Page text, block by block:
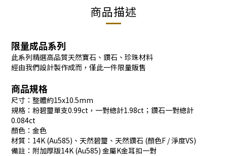
商品描述
限量成品系列
此系列精選高品質天然寶石、鑽石、珍珠材料
經由我們設計製作成而，僅此一件限量販售
商品規格
尺寸：整體約15x10.5mm
規格：粉碧璽單支0.99ct，一對總計1.98ct；鑽石一對總計
0.084ct
顏色：金色
材質：14K (Au585)、天然碧璽、天然鑽石 (顏色F / 淨度VS)
備註：附加厚版14K (Au585) 金屬K金耳扣一對